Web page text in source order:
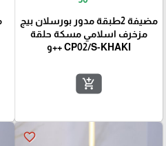
مضيفة 2طبقة مدور بورسلان بيج
مزخرف اسلامي مسكة حلقة
CP02/S-KHAKI ++و
add_shopping_cart
favorite_border